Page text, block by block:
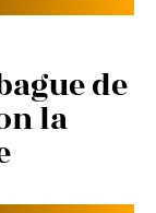
de
la